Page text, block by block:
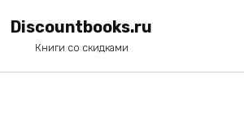
Discountbooks.ru
Книги со скидками